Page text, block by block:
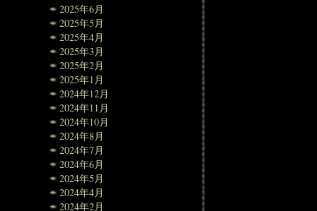
2025年6月
2025年5月
2025年4月
2025年3月
2025年2月
2025年1月
2024年12月
2024年11月
2024年10月
2024年8月
2024年7月
2024年6月
2024年5月
2024年4月
2024年2月